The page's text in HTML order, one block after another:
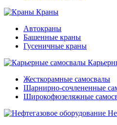
Краны
Автокраны
Башенные краны
Гусеничные краны
Жесткорамные самосвалы
Шарнирно-сочлененные
Широкофюзеляжные